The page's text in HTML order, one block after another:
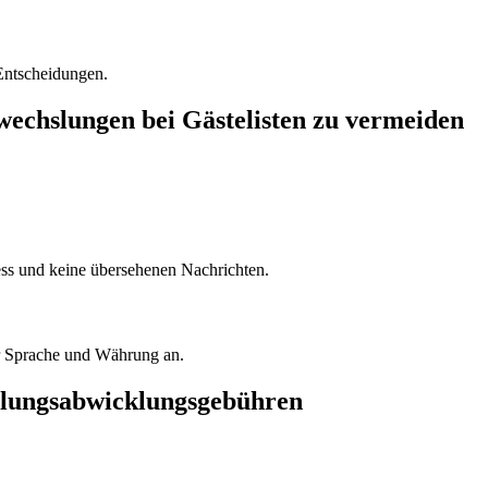
bei Gästelisten zu vermeiden
und keine übersehenen Nachrichten.
und Währung an.